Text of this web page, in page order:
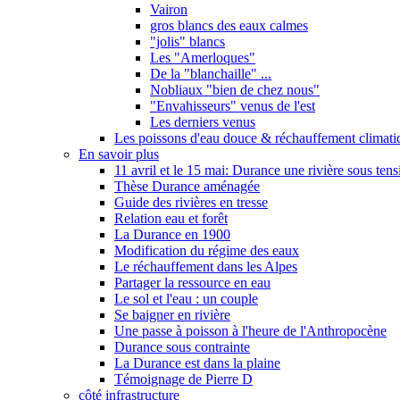
Vairon
gros blancs des eaux calmes
"jolis" blancs
Les "Amerloques"
De la "blanchaille" ...
Nobliaux "bien de chez nous"
"Envahisseurs" venus de l'est
Les derniers venus
Les poissons d'eau douce & réchauffement
En savoir plus
11 avril et le 15 mai: Durance une rivière sous
Thèse Durance aménagée
Guide des rivières en tresse
Relation eau et forêt
La Durance en 1900
Modification du régime des eaux
Le réchauffement dans les Alpes
Partager la ressource en eau
Le sol et l'eau : un couple
Se baigner en rivière
Une passe à poisson à l'heure de l'Anthropocène
Durance sous contrainte
La Durance est dans la plaine
Témoignage de Pierre D
côté infrastructure